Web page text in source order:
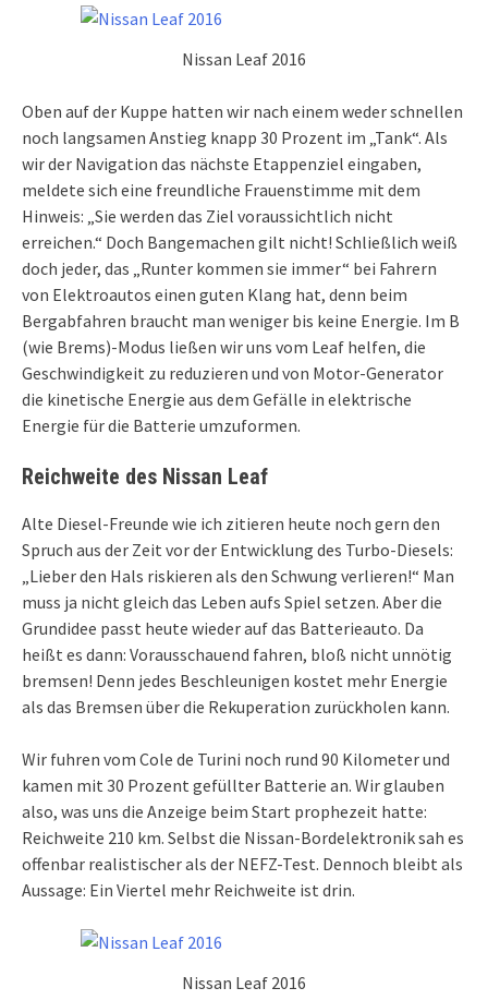
Nissan Leaf 2016
Oben auf der Kuppe hatten wir nach einem weder schnellen
noch langsamen Anstieg knapp 30 Prozent im „Tank“. Als
wir der Navigation das nächste Etappenziel eingaben,
meldete sich eine freundliche Frauenstimme mit dem
Hinweis: „Sie werden das Ziel voraussichtlich nicht
erreichen.“ Doch Bangemachen gilt nicht! Schließlich weiß
doch jeder, das „Runter kommen sie immer“ bei Fahrern
von Elektroautos einen guten Klang hat, denn beim
Bergabfahren braucht man weniger bis keine Energie. Im B
(wie Brems)-Modus ließen wir uns vom Leaf helfen, die
Geschwindigkeit zu reduzieren und von Motor-Generator
die kinetische Energie aus dem Gefälle in elektrische
Energie für die Batterie umzuformen.
Reichweite des Nissan Leaf
Alte Diesel-Freunde wie ich zitieren heute noch gern den
Spruch aus der Zeit vor der Entwicklung des Turbo-Diesels:
„Lieber den Hals riskieren als den Schwung verlieren!“ Man
muss ja nicht gleich das Leben aufs Spiel setzen. Aber die
Grundidee passt heute wieder auf das Batterieauto. Da
heißt es dann: Vorausschauend fahren, bloß nicht unnötig
bremsen! Denn jedes Beschleunigen kostet mehr Energie
als das Bremsen über die Rekuperation zurückholen kann.
Wir fuhren vom Cole de Turini noch rund 90 Kilometer und
kamen mit 30 Prozent gefüllter Batterie an. Wir glauben
also, was uns die Anzeige beim Start prophezeit hatte:
Reichweite 210 km. Selbst die Nissan-Bordelektronik sah es
offenbar realistischer als der NEFZ-Test. Dennoch bleibt als
Aussage: Ein Viertel mehr Reichweite ist drin.
Nissan Leaf 2016